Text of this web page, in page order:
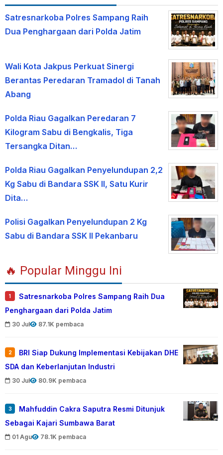
Satresnarkoba Polres Sampang Raih
Dua Penghargaan dari Polda Jatim
Wali Kota Jakpus Perkuat Sinergi
Berantas Peredaran Tramadol di Tanah
Abang
Polda Riau Gagalkan Peredaran 7
Kilogram Sabu di Bengkalis, Tiga
Tersangka Ditan…
Polda Riau Gagalkan Penyelundupan 2,2
Kg Sabu di Bandara SSK II, Satu Kurir
Dita…
Polisi Gagalkan Penyelundupan 2 Kg
Sabu di Bandara SSK II Pekanbaru
🔥 Popular Minggu Ini
1
Satresnarkoba Polres Sampang Raih Dua
Penghargaan dari Polda Jatim
30 Jul 87.1K pembaca
2
BRI Siap Dukung Implementasi Kebijakan DHE
SDA dan Keberlanjutan Industri
30 Jul 80.9K pembaca
3
Mahfuddin Cakra Saputra Resmi Ditunjuk
Sebagai Kajari Sumbawa Barat
01 Agu 78.1K pembaca